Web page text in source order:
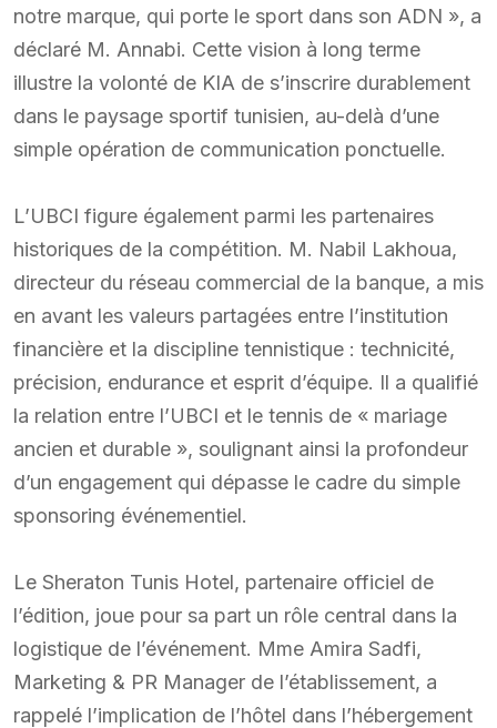
notre marque, qui porte le sport dans son ADN », a
déclaré M. Annabi. Cette vision à long terme
illustre la volonté de KIA de s’inscrire durablement
dans le paysage sportif tunisien, au-delà d’une
simple opération de communication ponctuelle.
L’UBCI figure également parmi les partenaires
historiques de la compétition. M. Nabil Lakhoua,
directeur du réseau commercial de la banque, a mis
en avant les valeurs partagées entre l’institution
financière et la discipline tennistique : technicité,
précision, endurance et esprit d’équipe. Il a qualifié
la relation entre l’UBCI et le tennis de « mariage
ancien et durable », soulignant ainsi la profondeur
d’un engagement qui dépasse le cadre du simple
sponsoring événementiel.
Le Sheraton Tunis Hotel, partenaire officiel de
l’édition, joue pour sa part un rôle central dans la
logistique de l’événement. Mme Amira Sadfi,
Marketing & PR Manager de l’établissement, a
rappelé l’implication de l’hôtel dans l’hébergement